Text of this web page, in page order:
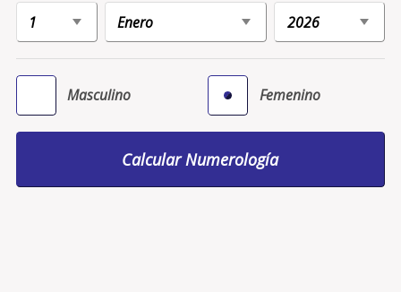
Masculino Femenino